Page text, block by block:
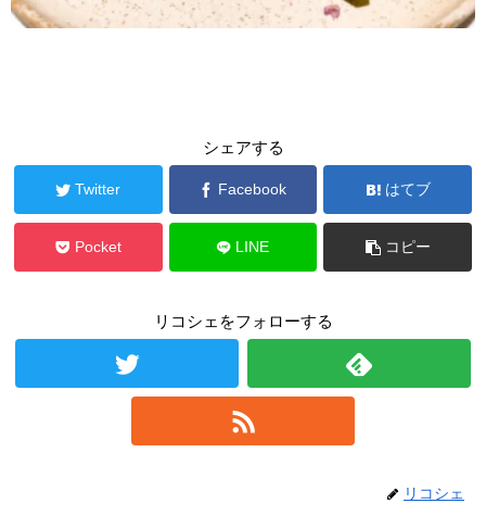
シェアする
Twitter Facebook はてブ
Pocket LINE コピー
リコシェをフォローする
リコシェ